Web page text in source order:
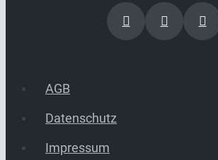
AGB
Datenschutz
Impressum